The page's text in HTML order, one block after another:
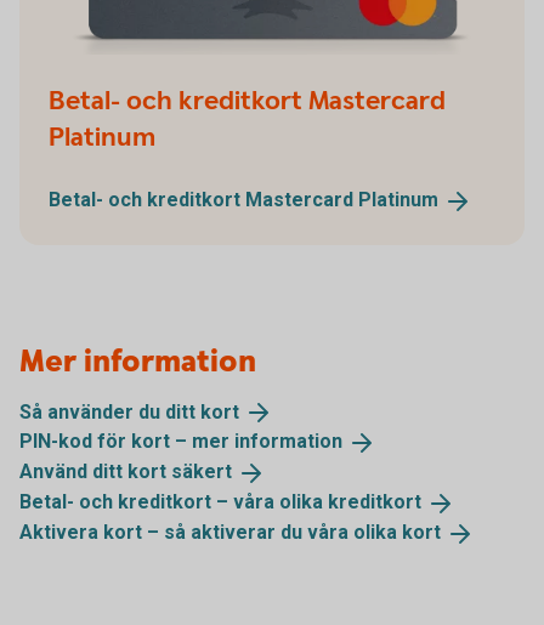
Betal- och kreditkort Mastercard
Platinum
Betal- och kreditkort Mastercard Platinum
Mer information
Så använder du ditt kort
PIN-kod för kort – mer information
Använd ditt kort säkert
Betal- och kreditkort – våra olika kreditkort
Aktivera kort – så aktiverar du våra olika kort